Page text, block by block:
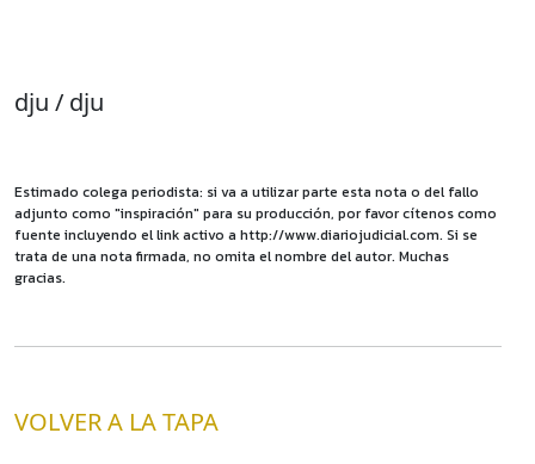
dju / dju
Estimado colega periodista: si va a utilizar parte esta nota o del fallo
adjunto como "inspiración" para su producción, por favor cítenos como
fuente incluyendo el link activo a http://www.diariojudicial.com. Si se
trata de una nota firmada, no omita el nombre del autor. Muchas
gracias.
VOLVER A LA TAPA